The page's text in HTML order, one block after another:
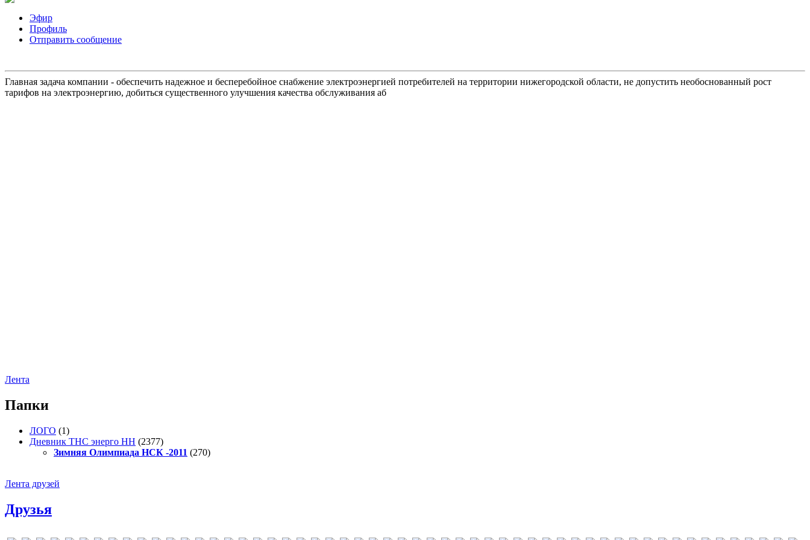
Эфир
Профиль
Отправить сообщение
Главная задача компании - обеспечить надежное и бесперебойное снабжение электроэнергией потребителей на территории нижегородской области, не допустить необоснованный рост
тарифов на электроэнергию, добиться существенного улучшения качества обслуживания аб
Лента
Папки
ЛОГО (1)
Дневник ТНС энерго НН (2377)
Зимняя Олимпиада НСК -2011 (270)
Лента друзей
Друзья